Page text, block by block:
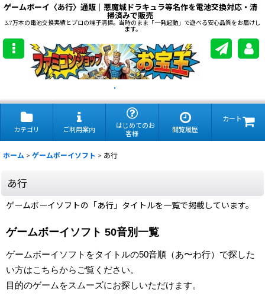
ゲームボーイ〈あ行〉通販｜悪魔城ドラキュラ等名作を電池交換対応・清
掃済みで販売
3.7万本の電池交換実績とプロの端子清掃。当時のまま「一発起動」で遊べる安心品質をお届けし
ます。
.
カテゴリ ご利用案内
はじめてのお
客様
閲覧履歴
カート
ホーム > ゲームボーイソフト > あ行
あ行
ゲームボーイソフトの「あ行」タイトルを一覧で掲載しています。
ゲームボーイソフト 50音別一覧
ゲームボーイソフトをタイトルの50音順（あ〜わ行）で探した
い方はこちらからご覧ください。
目的のゲームをスムーズにお探しいただけます。